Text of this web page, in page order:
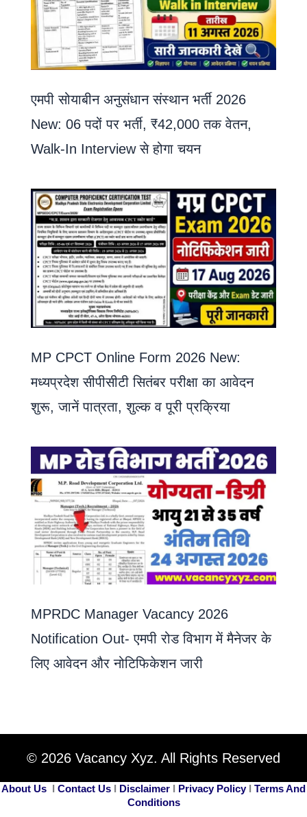
एमपी सोयाबीन अनुसंधान संस्थान भर्ती 2026
New: 06 पदों पर भर्ती, ₹42,000 तक वेतन,
Walk-In Interview से होगा चयन
MP CPCT Online Form 2026 New:
मध्यप्रदेश सीपीसीटी सितंबर परीक्षा का आवेदन
शुरू, जानें पात्रता, शुल्क व पूरी प्रक्रिया
MPRDC Manager Vacancy 2026
Notification Out- एमपी रोड विभाग में मैनेजर के
लिए आवेदन और नोटिफिकेशन जारी
© 2026 Vacancy Xyz. All Rights Reserved
About Us I Contact Us I Disclaimer I Privacy PolicyI Terms And
Conditions